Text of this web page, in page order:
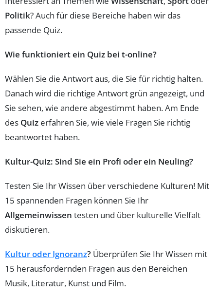
Politik? Auch für diese Bereiche haben wir das
passende Quiz.
Wie funktioniert ein Quiz bei t-online?
Wählen Sie die Antwort aus, die Sie für richtig halten.
Danach wird die richtige Antwort grün angezeigt, und
Sie sehen, wie andere abgestimmt haben. Am Ende
des Quiz erfahren Sie, wie viele Fragen Sie richtig
beantwortet haben.
Kultur-Quiz: Sind Sie ein Profi oder ein Neuling?
Testen Sie Ihr Wissen über verschiedene Kulturen! Mit
15 spannenden Fragen können Sie Ihr
Allgemeinwissen testen und über kulturelle Vielfalt
diskutieren.
Kultur oder Ignoranz? Überprüfen Sie Ihr Wissen mit
15 herausfordernden Fragen aus den Bereichen
Musik, Literatur, Kunst und Film.